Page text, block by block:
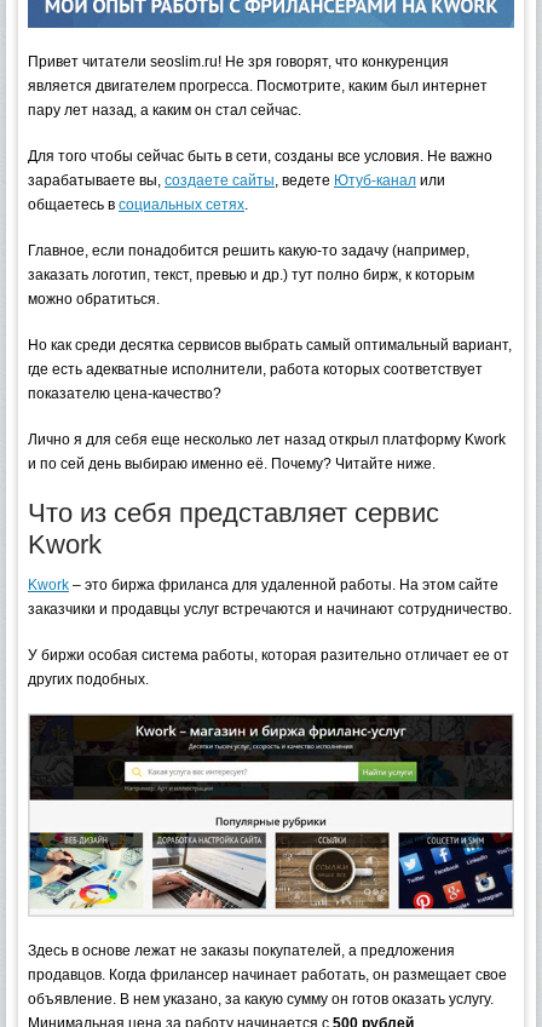
Привет читатели seoslim.ru! Не зря говорят, что конкуренция
является двигателем прогресса. Посмотрите, каким был интернет
пару лет назад, а каким он стал сейчас.
Для того чтобы сейчас быть в сети, созданы все условия. Не важно
зарабатываете вы, создаете сайты , ведете Ютуб-канал или
общаетесь в социальных сетях
Главное, если понадобится решить какую-то задачу (например,
заказать логотип, текст, превью и др.) тут полно бирж, к которым
можно обратиться.
Но как среди десятка сервисов выбрать самый оптимальный вариант,
где есть адекватные исполнители, работа которых соответствует
показателю цена-качество?
Лично я для себя еще несколько лет назад открыл платформу Kwork
и по сей день выбираю именно её. Почему? Читайте ниже.
Что из себя представляет сервис
Kwork
Kwork – это биржа фриланса для удаленной работы. На этом сайте
заказчики и продавцы услуг встречаются и начинают сотрудничество.
У биржи особая система работы, которая разительно отличает ее от
других подобных.
Здесь в основе лежат не заказы покупателей, а предложения
продавцов. Когда фрилансер начинает работать, он размещает свое
объявление. В нем указано, за какую сумму он готов оказать услугу.
Минимальная цена за работу начинается с 500 рублей.